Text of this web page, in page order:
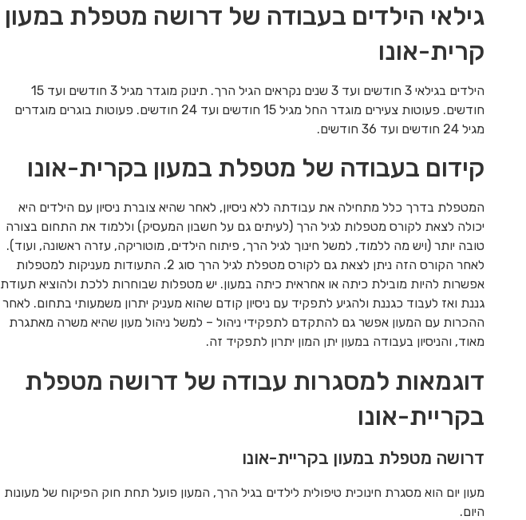
גילאי הילדים בעבודה של דרושה מטפלת במעון
קרית-אונו
הילדים בגילאי 3 חודשים ועד 3 שנים נקראים הגיל הרך. תינוק מוגדר מגיל 3 חודשים ועד 15
חודשים. פעוטות צעירים מוגדר החל מגיל 15 חודשים ועד 24 חודשים. פעוטות בוגרים מוגדרים
מגיל 24 חודשים ועד 36 חודשים.
קידום בעבודה של מטפלת במעון בקרית-אונו
המטפלת בדרך כלל מתחילה את עבודתה ללא ניסיון, לאחר שהיא צוברת ניסיון עם הילדים היא
יכולה לצאת לקורס מטפלות לגיל הרך (לעיתים גם על חשבון המעסיק) וללמוד את התחום בצורה
טובה יותר (ויש מה ללמוד, למשל חינוך לגיל הרך, פיתוח הילדים, מוטוריקה, עזרה ראשונה, ועוד).
לאחר הקורס הזה ניתן לצאת גם לקורס מטפלת לגיל הרך סוג 2. התעודות מעניקות למטפלות
אפשרות להיות מובילת כיתה או אחראית כיתה במעון. יש מטפלות שבוחרות ללכת ולהוציא תעודת
גננת ואז לעבוד כגננת ולהגיע לתפקיד עם ניסיון קודם שהוא מעניק יתרון משמעותי בתחום. לאחר
ההכרות עם המעון אפשר גם להתקדם לתפקידי ניהול – למשל ניהול מעון שהיא משרה מאתגרת
מאוד, והניסיון בעבודה במעון יתן המון יתרון לתפקיד זה.
דוגמאות למסגרות עבודה של דרושה מטפלת
בקריית-אונו
דרושה מטפלת במעון בקריית-אונו
מעון יום הוא מסגרת חינוכית טיפולית לילדים בגיל הרך, המעון פועל תחת חוק הפיקוח של מעונות
היום.